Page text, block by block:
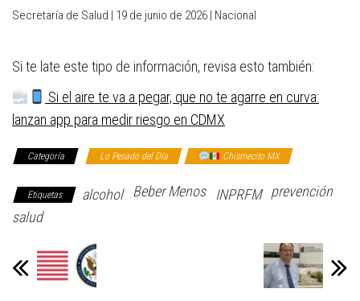
Secretaría de Salud | 19 de junio de 2026 | Nacional
Si te late este tipo de información, revisa esto también:
Si el aire te va a pegar, que no te agarre en curva:
lanzan app para medir riesgo en CDMX
Categoría Lo Pesado del Día Chismecito MX
Etiquetas alcohol Beber Menos INPRFM
prevención
salud